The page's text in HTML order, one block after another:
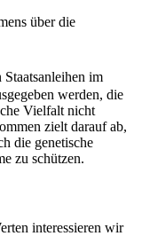
über die
im
werden, die
Vielfalt nicht
zielt darauf ab,
die genetische
zu schützen.
interessieren wir